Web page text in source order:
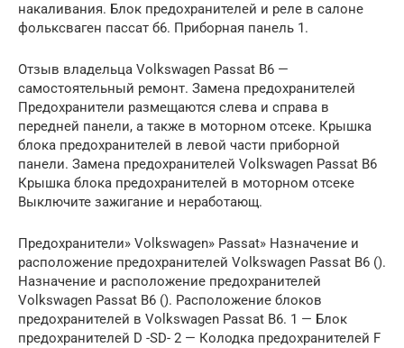
накаливания. Блок предохранителей и реле в салоне
фольксваген пассат б6. Приборная панель 1.
Отзыв владельца Volkswagen Passat B6 —
самостоятельный ремонт. Замена предохранителей
Предохранители размещаются слева и справа в
передней панели, а также в моторном отсеке. Крышка
блока предохранителей в левой части приборной
панели. Замена предохранителей Volkswagen Passat B6
Крышка блока предохранителей в моторном отсеке
Выключите зажигание и неработающ.
Предохранители» Volkswagen» Passat» Назначение и
расположение предохранителей Volkswagen Passat B6 ().
Назначение и расположение предохранителей
Volkswagen Passat B6 (). Расположение блоков
предохранителей в Volkswagen Passat B6. 1 — Блок
предохранителей D -SD- 2 — Колодка предохранителей F